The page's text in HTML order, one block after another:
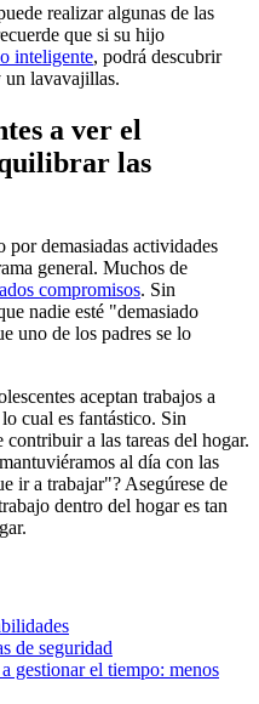
realizar algunas de las
que si su hijo
inteligente, podrá descubrir
un lavavajillas.
a ver el
las
por demasiadas actividades
general. Muchos de
compromisos. Sin
nadie esté "demasiado
uno de los padres se lo
aceptan trabajos a
lo cual es fantástico. Sin
a las tareas del hogar.
al día con las
ir a trabajar"? Asegúrese de
dentro del hogar es tan
de seguridad
gestionar el tiempo: menos